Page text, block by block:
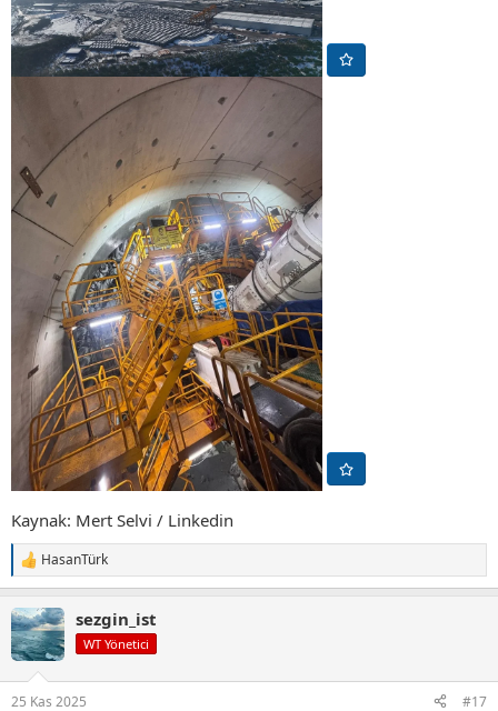
Kaynak: Mert Selvi / Linkedin
T
e
k
i
l
HasanTürk
sezgin_ist
WT Yönetici
25 Kas 2025 #17